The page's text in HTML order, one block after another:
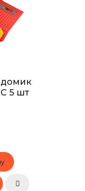
домик
5 шт